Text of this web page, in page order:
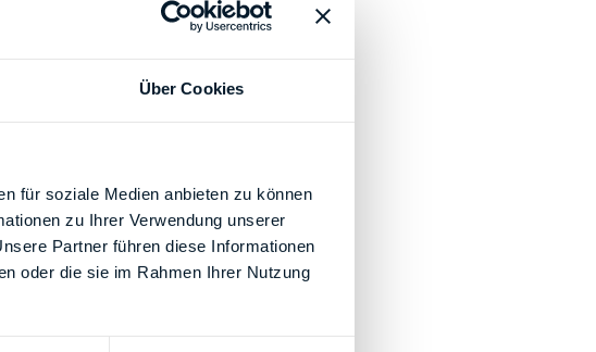
Über Cookies
für soziale Medien anbieten zu können
zu Ihrer Verwendung unserer
Partner führen diese Informationen
oder die sie im Rahmen Ihrer Nutzung
bwl.de/fa_heidelberg